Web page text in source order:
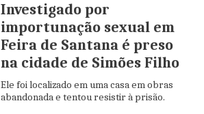
Investigado por
importunação sexual em
Feira de Santana é preso
na cidade de Simões Filho
Ele foi localizado em uma casa em obras
abandonada e tentou resistir à prisão.